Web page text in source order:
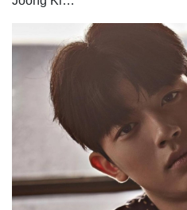
Thể thao